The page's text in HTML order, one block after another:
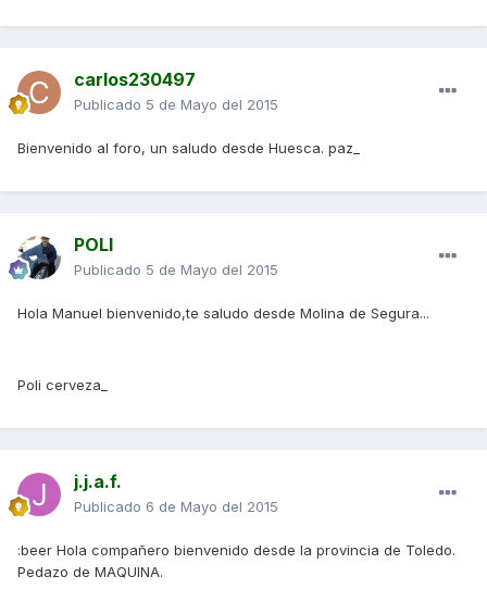
carlos230497
Publicado 5 de Mayo del 2015
Bienvenido al foro, un saludo desde Huesca. paz_
POLI
Publicado 5 de Mayo del 2015
Hola Manuel bienvenido,te saludo desde Molina de Segura...
Poli cerveza_
j.j.a.f.
Publicado 6 de Mayo del 2015
:beer Hola compañero bienvenido desde la provincia de Toledo.
Pedazo de MAQUINA.